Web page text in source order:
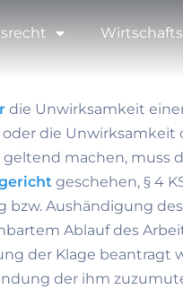
die Unwirksamkeit
oder die Unwirksamkeit
geltend machen, muss
geschehen, § 4
bzw. Aushändigung
Ablauf des
der Klage beantragt
der ihm